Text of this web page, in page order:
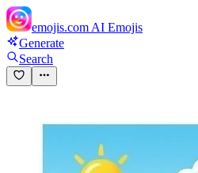
emojis.com AI Emojis
Generate
Search